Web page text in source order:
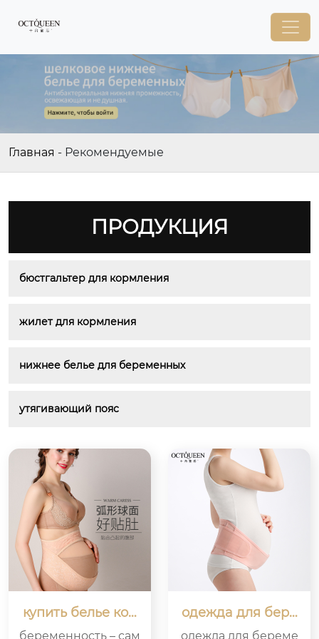
Главная - Рекомендуемые
ПРОДУКЦИЯ
бюстгальтер для кормления
жилет для кормления
нижнее белье для беременных
утягивающий пояс
купить белье кор
мящих мам: любо
беременность – сам
одежда для бере
менных спиннин
одежда для береме